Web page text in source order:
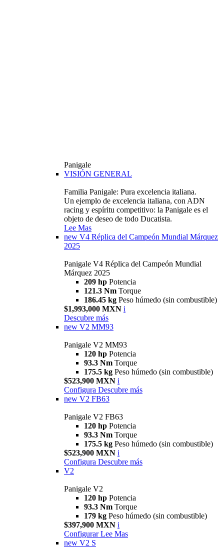
Panigale
VISIÓN GENERAL
Familia Panigale: Pura excelencia italiana.
Un ejemplo de excelencia italiana, con ADN
racing y espíritu competitivo: la Panigale es el
objeto de deseo de todo Ducatista.
Lee Mas
new V4 Réplica del Campeón Mundial Márquez
2025
Panigale V4 Réplica del Campeón Mundial
Márquez 2025
209 hp Potencia
121.3 Nm Torque
186.45 kg Peso húmedo (sin combustible)
$1,993,000 MXN i
Descubre más
new V2 MM93
Panigale V2 MM93
120 hp Potencia
93.3 Nm Torque
175.5 kg Peso húmedo (sin combustible)
$523,900 MXN i
Configura Descubre más
new V2 FB63
Panigale V2 FB63
120 hp Potencia
93.3 Nm Torque
175.5 kg Peso húmedo (sin combustible)
$523,900 MXN i
Configura Descubre más
V2
Panigale V2
120 hp Potencia
93.3 Nm Torque
179 kg Peso húmedo (sin combustible)
$397,900 MXN i
Configurar Lee Mas
new V2 S